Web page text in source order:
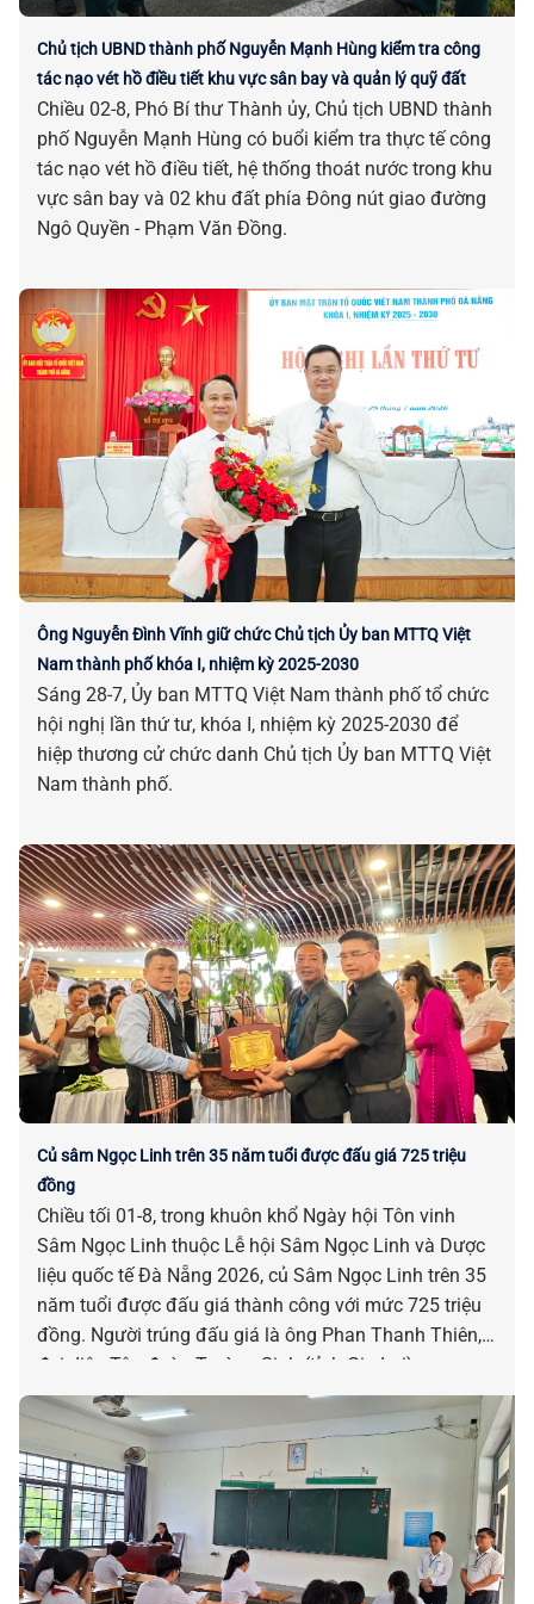
Chủ tịch UBND thành phố Nguyễn Mạnh Hùng kiểm tra công
tác nạo vét hồ điều tiết khu vực sân bay và quản lý quỹ đất
Chiều 02-8, Phó Bí thư Thành ủy, Chủ tịch UBND thành
phố Nguyễn Mạnh Hùng có buổi kiểm tra thực tế công
tác nạo vét hồ điều tiết, hệ thống thoát nước trong khu
vực sân bay và 02 khu đất phía Đông nút giao đường
Ngô Quyền - Phạm Văn Đồng.
Ông Nguyễn Đình Vĩnh giữ chức Chủ tịch Ủy ban MTTQ Việt
Nam thành phố khóa I, nhiệm kỳ 2025-2030
Sáng 28-7, Ủy ban MTTQ Việt Nam thành phố tổ chức
hội nghị lần thứ tư, khóa I, nhiệm kỳ 2025-2030 để
hiệp thương cử chức danh Chủ tịch Ủy ban MTTQ Việt
Nam thành phố.
Củ sâm Ngọc Linh trên 35 năm tuổi được đấu giá 725 triệu
đồng
Chiều tối 01-8, trong khuôn khổ Ngày hội Tôn vinh
Sâm Ngọc Linh thuộc Lễ hội Sâm Ngọc Linh và Dược
liệu quốc tế Đà Nẵng 2026, củ Sâm Ngọc Linh trên 35
năm tuổi được đấu giá thành công với mức 725 triệu
đồng. Người trúng đấu giá là ông Phan Thanh Thiên,
đại diện Tập đoàn Trường Sinh (tỉnh Gia Lai).